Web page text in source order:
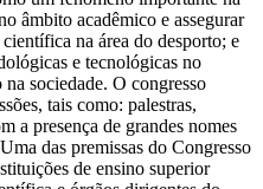
âmbito acadêmico e assegurar
na área do desporto; e
e tecnológicas no
sociedade. O congresso
tais como: palestras,
a presença de grandes nomes
das premissas do Congresso
de ensino superior